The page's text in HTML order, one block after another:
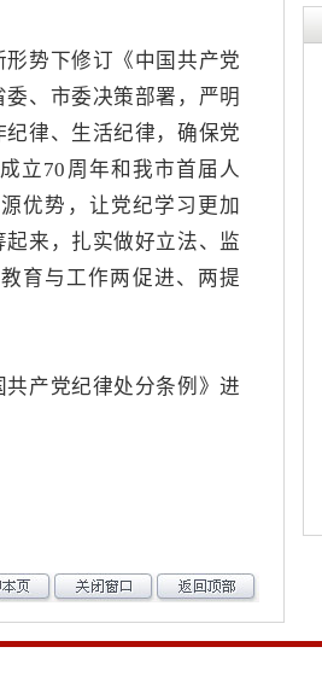
势下修订《中国共产党
、市委决策部署，严明
律、生活纪律，确保党
立70周年和我市首届人
优势，让党纪学习更加
来，扎实做好立法、监
育与工作两促进、两提
产党纪律处分条例》进